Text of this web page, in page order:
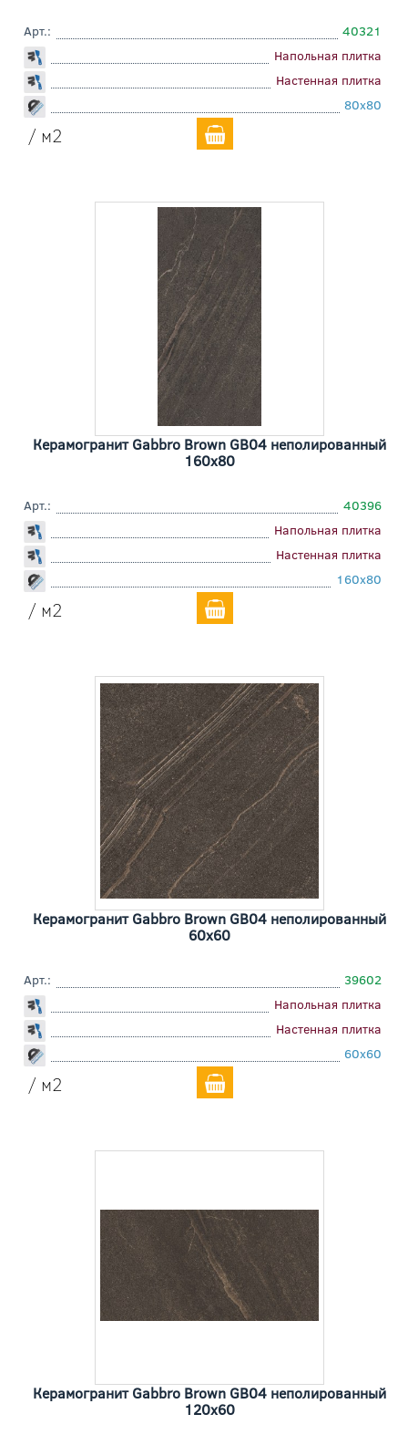
Арт.:
40321
Напольная плитка
Настенная плитка
80x80
/ м2
Керамогранит Gabbro Brown GB04 неполированный
160x80
Арт.:
40396
Напольная плитка
Настенная плитка
160x80
/ м2
Керамогранит Gabbro Brown GB04 неполированный
60x60
Арт.:
39602
Напольная плитка
Настенная плитка
60x60
/ м2
Керамогранит Gabbro Brown GB04 неполированный
120x60